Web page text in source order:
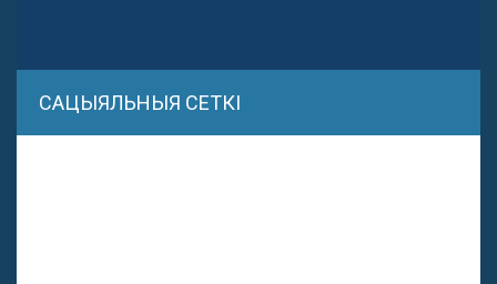
САЦЫЯЛЬНЫЯ СЕТКІ